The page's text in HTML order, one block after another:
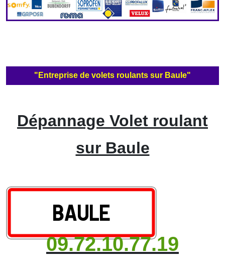
"Entreprise de volets roulants sur Baule"
Dépannage Volet roulant
sur Baule
09.72.10.77.19